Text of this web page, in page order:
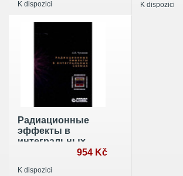
необходимым
K dispozici K dispozici
Радиационные
эффекты в
интегральных
954 Kč
K dispozici